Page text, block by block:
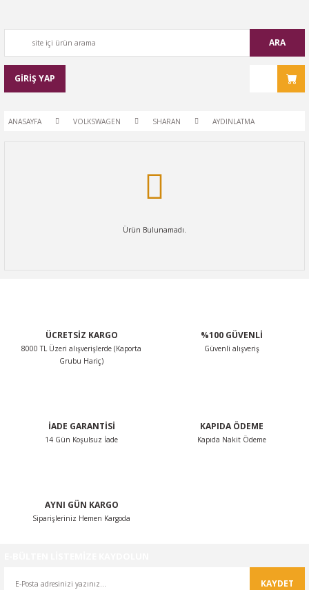
ARA
GİRİŞ YAP
ANASAYFA VOLKSWAGEN SHARAN AYDINLATMA
Ürün Bulunamadı.
ÜCRETSİZ KARGO
8000 TL Üzeri alışverişlerde (Kaporta
Grubu Hariç)
%100 GÜVENLİ
Güvenli alışveriş
İADE GARANTİSİ
14 Gün Koşulsuz İade
KAPIDA ÖDEME
Kapıda Nakit Ödeme
AYNI GÜN KARGO
Siparişleriniz Hemen Kargoda
KAYDET